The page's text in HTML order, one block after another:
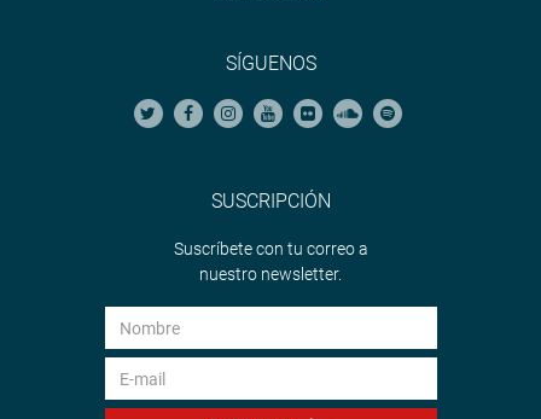
SÍGUENOS
SUSCRIPCIÓN
Suscríbete con tu correo a
nuestro newsletter.